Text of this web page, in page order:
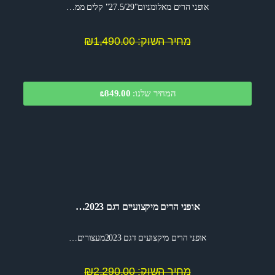
אופני הרים מאלומניום"27.5/29" קלים ממ…
מחיר השוק: ₪1,490.00
המחיר שלנו: ₪849.00
אופני הרים מיקצועיים דגם 2023…
אופני הרים מיקצועים דגם 2023מעצורים…
מחיר השוק: ₪2,290.00